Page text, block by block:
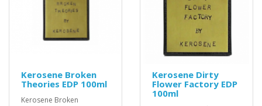
Kerosene Broken
Theories EDP 100ml
Kerosene Broken
Kerosene Dirty
Flower Factory EDP
100ml